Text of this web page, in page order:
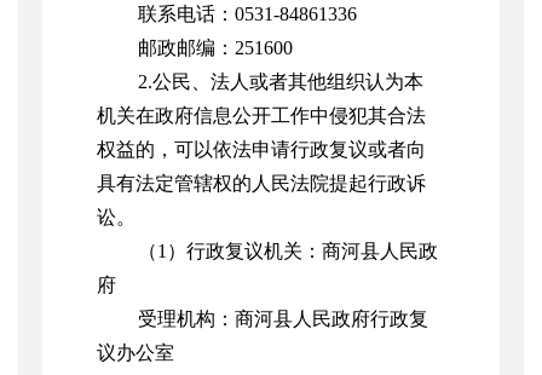
联系电话：0531-84861336
邮政邮编：251600
2.公民、法人或者其他组织认为本
机关在政府信息公开工作中侵犯其合法
权益的，可以依法申请行政复议或者向
具有法定管辖权的人民法院提起行政诉
讼。
（1）行政复议机关：商河县人民政
府
受理机构：商河县人民政府行政复
议办公室